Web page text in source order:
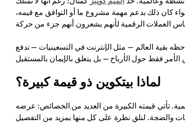
كان ذلك بدعم مهمة مشروع ما أو التوافق مع قيمه،
بقية العالم — مثل الإنترنت في التسعينيات — تدفع
لماذا بيتكوين ذو قيمة كبيرة؟
تأتي قيمته الكبيرة من العديد من الخصائص: عرضه